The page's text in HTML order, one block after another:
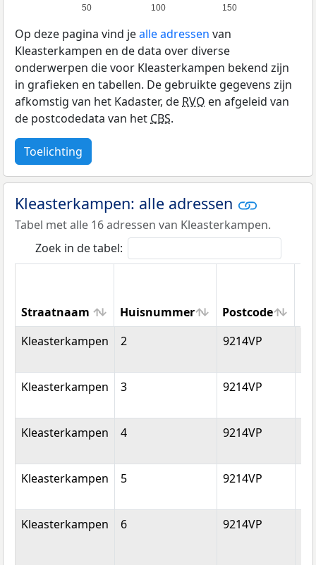
50 100 150
Op deze pagina vind jealle adressen van
Kleasterkampen en de data over diverse
onderwerpen die voor Kleasterkampen bekend zijn
in grafieken en tabellen. De gebruikte gegevens zijn
afkomstig van het Kadaster, de RVO en afgeleid van
de postcodedata van het CBS.
Toelichting
Kleasterkampen: alle adressen
Tabel met alle 16 adressen van Kleasterkampen.
Zoek in de tabel:
Straatnaam Huisnummer Postcode
Straatnaam
Huisnummer Postcode
Kleasterkampen 2 9214VP
Kleasterkampen 3 9214VP
Kleasterkampen 4 9214VP
Kleasterkampen 5 9214VP
Kleasterkampen 6 9214VP